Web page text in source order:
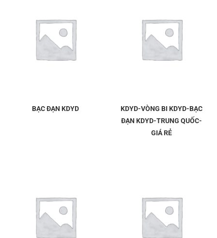
BẠC ĐẠN KDYD
KDYD-VÒNG BI KDYD-BẠC
ĐẠN KDYD-TRUNG QUỐC-
GIÁ RẺ